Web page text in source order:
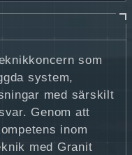
som
system,
med särskilt
Genom att
inom
med Granit